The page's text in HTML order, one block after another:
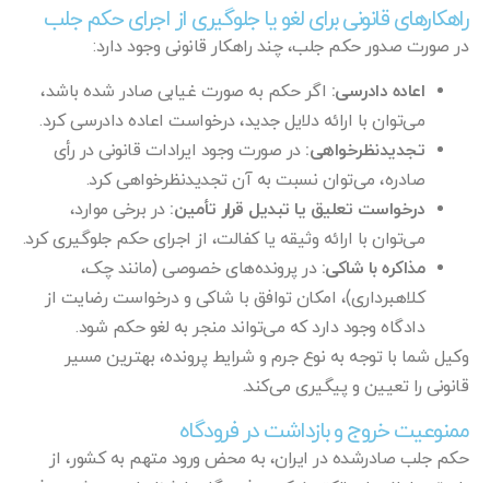
راهکارهای قانونی برای لغو یا جلوگیری از اجرای حکم جلب
در صورت صدور حکم جلب، چند راهکار قانونی وجود دارد:
اعاده دادرسی: اگر حکم به صورت غیابی صادر شده باشد،
می‌توان با ارائه دلایل جدید، درخواست اعاده دادرسی کرد.
تجدیدنظرخواهی: در صورت وجود ایرادات قانونی در رأی
صادره، می‌توان نسبت به آن تجدیدنظرخواهی کرد.
درخواست تعلیق یا تبدیل قرار تأمین: در برخی موارد،
می‌توان با ارائه وثیقه یا کفالت، از اجرای حکم جلوگیری کرد.
مذاکره با شاکی: در پرونده‌های خصوصی (مانند چک،
کلاهبرداری)، امکان توافق با شاکی و درخواست رضایت از
دادگاه وجود دارد که می‌تواند منجر به لغو حکم شود.
وکیل شما با توجه به نوع جرم و شرایط پرونده، بهترین مسیر
قانونی را تعیین و پیگیری می‌کند.
ممنوعیت خروج و بازداشت در فرودگاه
حکم جلب صادرشده در ایران، به محض ورود متهم به کشور، از